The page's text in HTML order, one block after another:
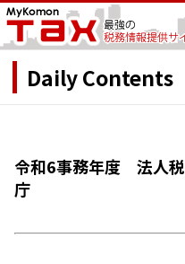
Daily Contents
令和6事務年度 法人
庁